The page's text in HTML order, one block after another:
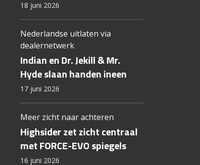
18 juni 2026
Nederlandse uitlaten via
dealernetwerk
Indian en Dr. Jekill & Mr.
Hyde slaan handen ineen
17 juni 2026
Meer zicht naar achteren
Highsider zet zicht centraal
met FORCE-EVO spiegels
16 juni 2026